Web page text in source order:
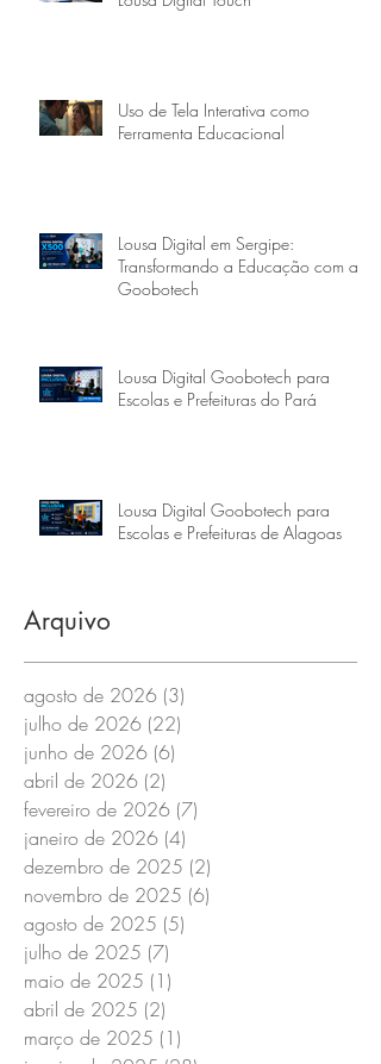
Uso de Tela Interativa como
Ferramenta Educacional
Lousa Digital em Sergipe:
Transformando a Educação com a
Goobotech
Lousa Digital Goobotech para
Escolas e Prefeituras do Pará
Lousa Digital Goobotech para
Escolas e Prefeituras de Alagoas
Arquivo
agosto de 2026 (3)
julho de 2026 (22)
junho de 2026 (6)
abril de 2026 (2)
fevereiro de 2026 (7)
janeiro de 2026 (4)
dezembro de 2025 (2)
novembro de 2025 (6)
agosto de 2025 (5)
julho de 2025 (7)
maio de 2025 (1)
abril de 2025 (2)
março de 2025 (1)